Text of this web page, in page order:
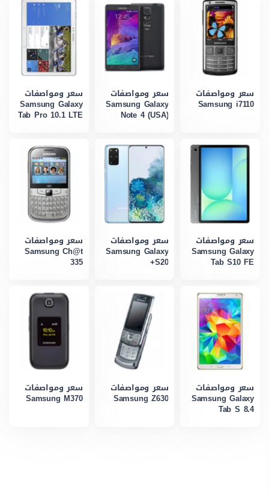
سعر ومواصفات
Samsung i7110
سعر ومواصفات
Samsung Galaxy
Note 4 (USA)
سعر ومواصفات
Samsung Galaxy
Tab Pro 10.1 LTE
سعر ومواصفات
Samsung Galaxy
Tab S10 FE
سعر ومواصفات
Samsung Galaxy
S20+
سعر ومواصفات
Samsung Ch@t
335
سعر ومواصفات
Samsung Galaxy
Tab S 8.4
سعر ومواصفات
Samsung Z630
سعر ومواصفات
Samsung M370